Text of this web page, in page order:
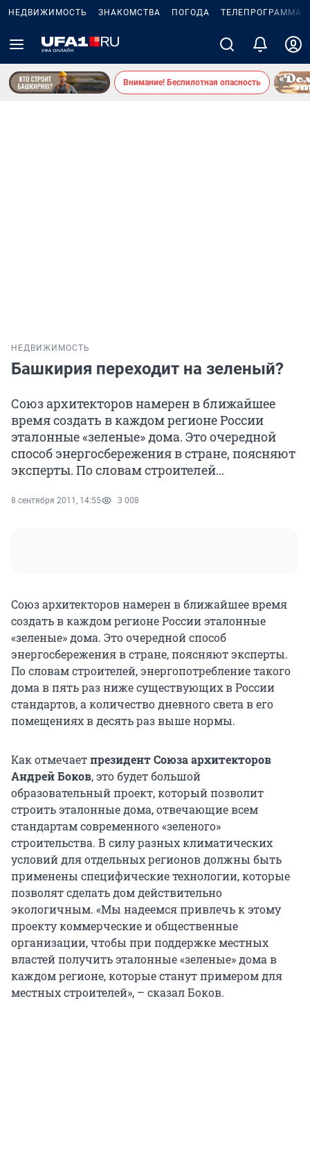
НЕДВИЖИМОСТЬ ЗНАКОМСТВА ПОГОДА ТЕЛЕПРОГРАММА
Внимание! Беспилотная опасность
НЕДВИЖИМОСТЬ
Башкирия переходит на зеленый?
Союз архитекторов намерен в ближайшее
время создать в каждом регионе России
эталонные «зеленые» дома. Это очередной
способ энергосбережения в стране, поясняют
эксперты. По словам строителей...
8 сентября 2011, 14:55 3 008
Союз архитекторов намерен в ближайшее время
создать в каждом регионе России эталонные
«зеленые» дома. Это очередной способ
энергосбережения в стране, поясняют эксперты.
По словам строителей, энергопотребление такого
дома в пять раз ниже существующих в России
стандартов, а количество дневного света в его
помещениях в десять раз выше нормы.
Как отмечаетпрезидентСоюзаархитекторов
Андрей Боков, это будет большой
образовательный проект, который позволит
строить эталонные дома, отвечающие всем
стандартам современного «зеленого»
строительства. В силу разных климатических
условий для отдельных регионов должны быть
применены специфические технологии, которые
позволят сделать дом действительно
экологичным. «Мы надеемся привлечь к этому
проекту коммерческие и общественные
организации, чтобы при поддержке местных
властей получить эталонные «зеленые» дома в
каждом регионе, которые станут примером для
местных строителей», – сказал Боков.